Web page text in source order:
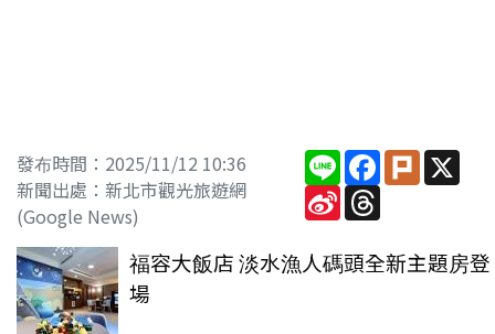
發布時間：2025/11/12 10:36
新聞出處：新北市觀光旅遊網
(Google News)
Line Facebook
Plurk
Sina
Weibo
Threads
福容大飯店 淡水漁人碼頭全新主題房登
場